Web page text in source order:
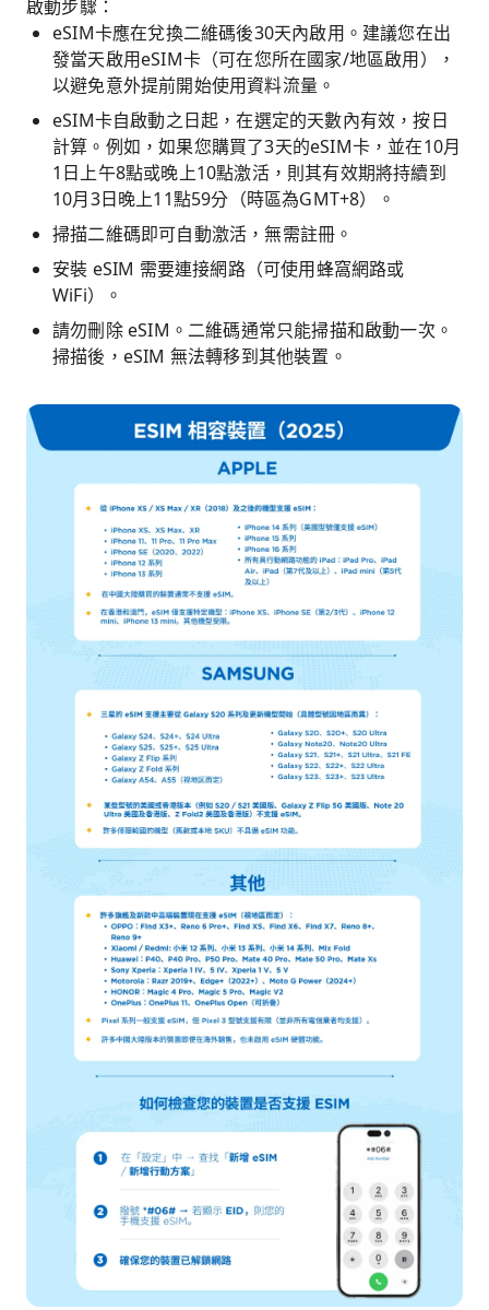
啟動步驟：
eSIM卡應在兌換二維碼後30天內啟用。建議您在出
發當天啟用eSIM卡（可在您所在國家/地區啟用），
以避免意外提前開始使用資料流量。
eSIM卡自啟動之日起，在選定的天數內有效，按日
計算。例如，如果您購買了3天的eSIM卡，並在10月
1日上午8點或晚上10點激活，則其有效期將持續到
10月3日晚上11點59分（時區為GMT+8）。
掃描二維碼即可自動激活，無需註冊。
安裝 eSIM 需要連接網路（可使用蜂窩網路或
WiFi）。
請勿刪除 eSIM。二維碼通常只能掃描和啟動一次。
掃描後，eSIM 無法轉移到其他裝置。